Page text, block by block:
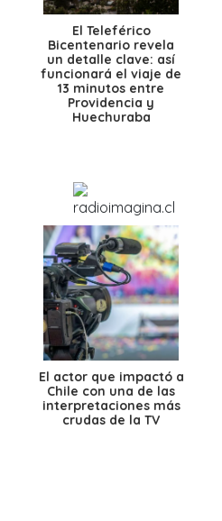
El Teleférico
Bicentenario revela
un detalle clave: así
funcionará el viaje de
13 minutos entre
Providencia y
Huechuraba
El actor que impactó a
Chile con una de las
interpretaciones más
crudas de la TV